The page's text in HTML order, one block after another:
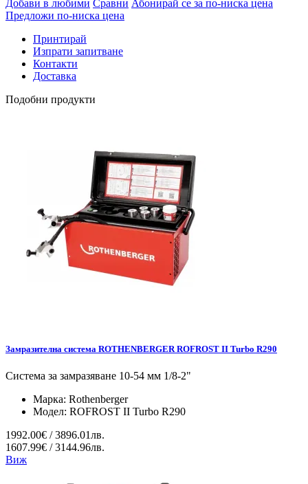
Добави в любими Сравни Абонирай се за по-ниска цена
Предложи по-ниска цена
Принтирай
Изпрати запитване
Контакти
Доставка
Подобни продукти
Замразителна система ROTHENBERGER ROFROST II Turbo R290
Система за замразяване 10-54 мм 1/8-2"
Марка: Rothenberger
Модел: ROFROST II Turbo R290
1992.00€ / 3896.01лв.
1607.99€ / 3144.96лв.
Виж